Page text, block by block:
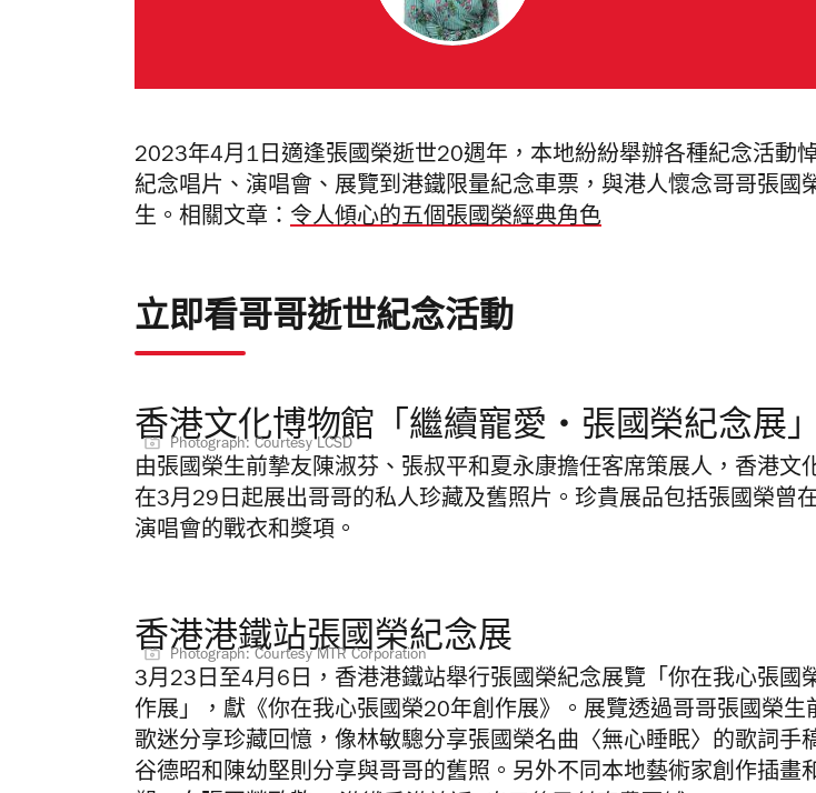
2023年4月1日適逢張國榮逝世20週年，本地紛紛舉辦各種紀念活動
紀念唱片、演唱會、展覽到港鐵限量紀念車票，與港人懷念哥哥張國
生。相關文章： 令人傾心的五個張國榮經典角色
立即看哥哥逝世紀念活動
香港文化博物館「繼續寵愛・張國榮紀念展」
Photograph: Courtesy LCSD
由張國榮生前摯友陳淑芬、張叔平和夏永康擔任客席策展人，香港文
在3月29日起展出哥哥的私人珍藏及舊照片。珍貴展品包括張國榮曾
演唱會的戰衣和獎項。
香港港鐵站張國榮紀念展
Photograph: Courtesy MTR Corporation
3月23日至4月6日，香港港鐵站舉行張國榮紀念展覽「你在我心張國
作展」，獻《你在我心張國榮20年創作展》。展覽透過哥哥張國榮生
歌迷分享珍藏回憶，像林敏驄分享張國榮名曲〈無心睡眠〉的歌詞手
谷德昭和陳幼堅則分享與哥哥的舊照。另外不同本地藝術家創作插畫